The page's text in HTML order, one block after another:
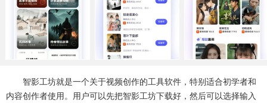
系统工具
650款应用
健康医疗
53款应用
ai工具
336款应用
娱乐资讯
智影工坊就是一个关于视频创作的工具软件，特别适合初学者和
内容创作者使用。用户可以先把智影工坊下载好，然后可以选择输入